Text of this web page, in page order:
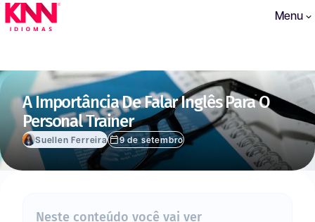
Menu
A Importância De Falar Inglês Para O
Personal Trainer
Suellen Ferreira 9 de setembro
Neste conteúdo você vai ver